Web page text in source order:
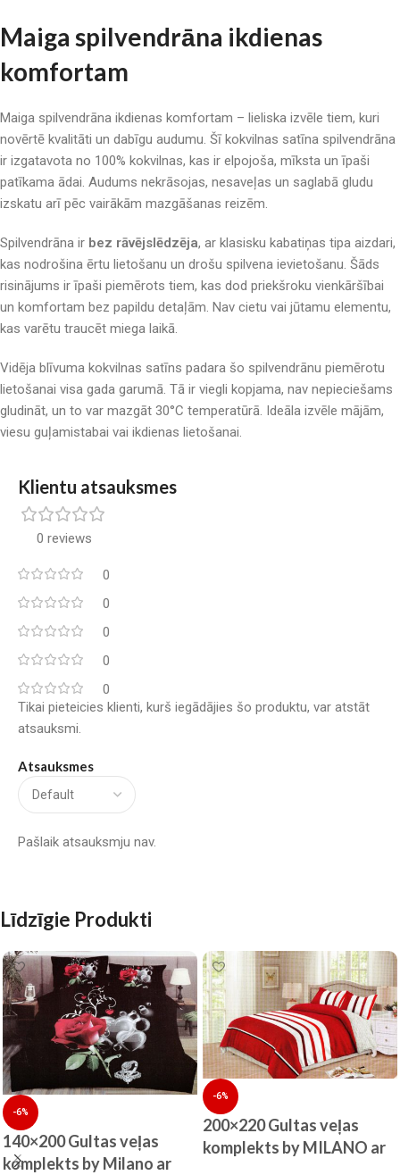
Maiga spilvendrāna ikdienas
komfortam
Maiga spilvendrāna ikdienas komfortam – lieliska izvēle tiem, kuri
novērtē kvalitāti un dabīgu audumu. Šī kokvilnas satīna spilvendrāna
ir izgatavota no 100% kokvilnas, kas ir elpojoša, mīksta un īpaši
patīkama ādai. Audums nekrāsojas, nesaveļas un saglabā gludu
izskatu arī pēc vairākām mazgāšanas reizēm.
Spilvendrāna ir bez rāvējslēdzēja, ar klasisku kabatiņas tipa aizdari,
kas nodrošina ērtu lietošanu un drošu spilvena ievietošanu. Šāds
risinājums ir īpaši piemērots tiem, kas dod priekšroku vienkāršībai
un komfortam bez papildu detaļām. Nav cietu vai jūtamu elementu,
kas varētu traucēt miega laikā.
Vidēja blīvuma kokvilnas satīns padara šo spilvendrānu piemērotu
lietošanai visa gada garumā. Tā ir viegli kopjama, nav nepieciešams
gludināt, un to var mazgāt 30°C temperatūrā. Ideāla izvēle mājām,
viesu guļamistabai vai ikdienas lietošanai.
Klientu atsauksmes
0 reviews
0
0
0
0
0
Atsauksmes
Pašlaik atsauksmju nav.
Tikai pieteicies klienti, kurš iegādājies šo produktu, var atstāt
atsauksmi.
Līdzīgie Produkti
-6%
140×200 Gultas veļas
komplekts by Milano ar
-6%
200×220 Gultas veļas
komplekts by MILANO ar